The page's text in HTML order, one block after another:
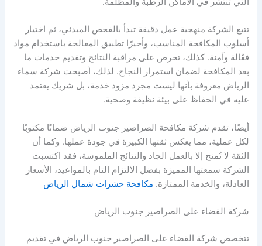
تتبع الشركة منهجية عمل دقيقة تبدأ بالفحص المبدئي، ثم اختيار
أسلوب المكافحة المناسب، وأخيرًا تطبيق المعالجة باستخدام مواد
فعّالة وآمنة. كذلك، تحرص على مراقبة النتائج وتقديم خدمات ما
بعد المكافحة لضمان استمرار النجاح. لذلك، أصبحت شركة سماء
الرياض معروفة بأنها ليست مجرد مزود خدمة، بل شريك يعتمد
عليه في الحفاظ على بيئة نظيفة وصحية.
أيضًا، تقدم شركة مكافحة الصراصير جنوب الرياض ضمانًا مكتوبًا
لكل عملية، مما يعكس ثقتها الكبيرة في جودة عملها. وكما أن
الثقة لا تُمنح إلا بالعمل الجاد والنتائج الملموسة، فقد اكتسبت
الشركة سمعتها المميزة بفضل الالتزام التام بالمواعيد، الأسعار
العادلة، والخدمة الممتازة. مكافحة حشرات شمال الرياض
شركة القضاء على الصراصير جنوب الرياض
تتخصص شركة القضاء على الصراصير جنوب الرياض في تقديم